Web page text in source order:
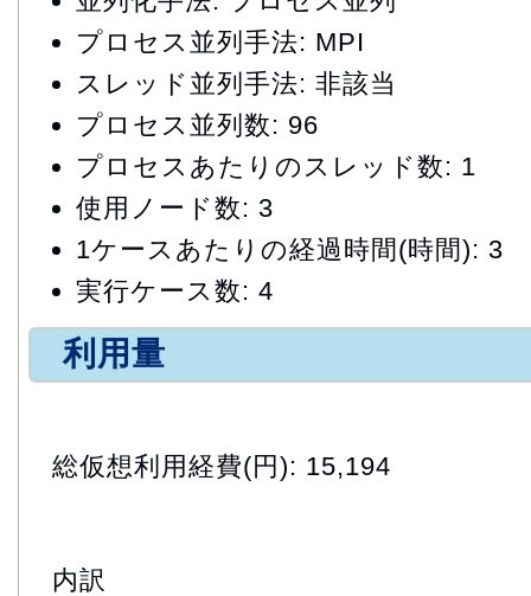
プロセス並列手法: MPI
スレッド並列手法: 非該当
プロセス並列数: 96
プロセスあたりのスレッド数: 1
使用ノード数: 3
1ケースあたりの経過時間(時間): 3
実行ケース数: 4
利用量
総仮想利用経費(円): 15,194
内訳